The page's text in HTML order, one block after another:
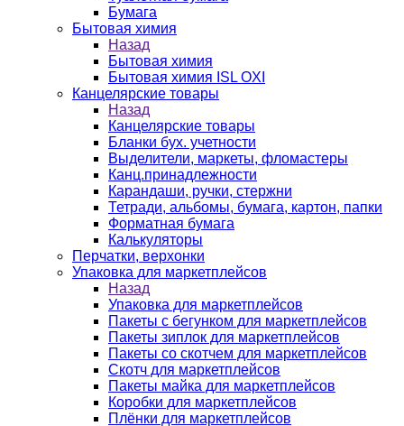
Бумага
Бытовая химия
Назад
Бытовая химия
Бытовая химия ISL OXI
Канцелярские товары
Назад
Канцелярские товары
Бланки бух. учетности
Выделители, маркеты, фломастеры
Канц.принадлежности
Карандаши, ручки, стержни
Тетради, альбомы, бумага, картон, папки
Форматная бумага
Калькуляторы
Перчатки, верхонки
Упаковка для маркетплейсов
Назад
Упаковка для маркетплейсов
Пакеты с бегунком для маркетплейсов
Пакеты зиплок для маркетплейсов
Пакеты со скотчем для маркетплейсов
Скотч для маркетплейсов
Пакеты майка для маркетплейсов
Коробки для маркетплейсов
Плёнки для маркетплейсов